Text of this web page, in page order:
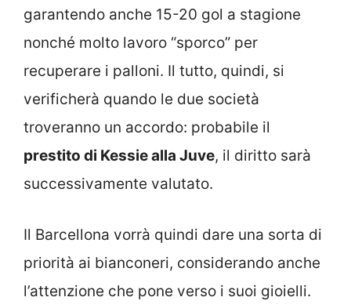
garantendo anche 15-20 gol a stagione
nonché molto lavoro “sporco” per
recuperare i palloni. Il tutto, quindi, si
verificherà quando le due società
troveranno un accordo: probabile il
prestito di Kessie alla Juve, il diritto sarà
successivamente valutato.
Il Barcellona vorrà quindi dare una sorta di
priorità ai bianconeri, considerando anche
l’attenzione che pone verso i suoi gioielli.